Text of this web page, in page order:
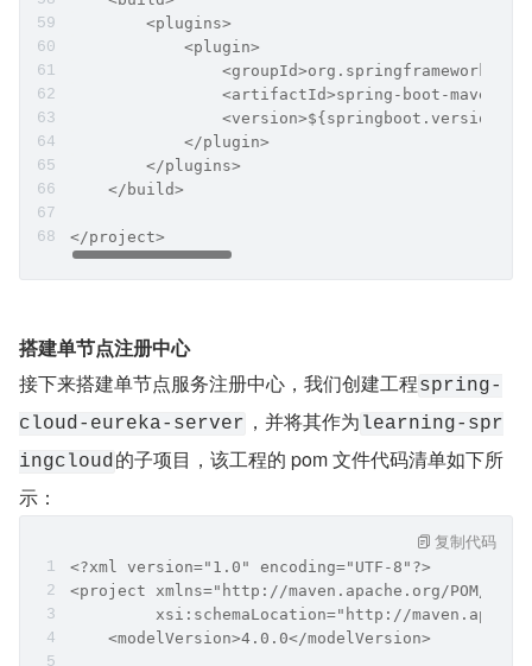
        <plugins>
            <plugin>
<artifactId>spring-boot-maven-
<version>${springboot.version}</
            </plugin>
        </plugins>
    </build>
</project>
搭建单节点注册中心
接下来搭建单节点服务注册中心，我们创建工程spring-
cloud-eureka-server ，并将其作为 learning-spr
ingcloud的子项目，该工程的 pom 文件代码清单如下所
示：
<?xml version="1.0" encoding="UTF-8"?>
<project xmlns="http://maven.apache.org/POM/
xsi:schemaLocation="http://
    <modelVersion>4.0.0</modelVersion>
复制代码